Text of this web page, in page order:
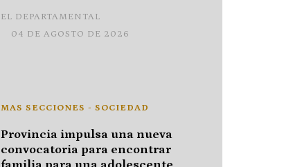
EL DEPARTAMENTAL
04 DE AGOSTO DE 2026
Provincia impulsa una nueva
convocatoria para encontrar
MAS SECCIONES - SOCIEDAD